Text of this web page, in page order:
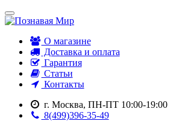
О магазине
Доставка и оплата
Гарантия
Статьи
Контакты
г. Москва, ПН-ПТ 10:00-19:00
8(499)396-35-49